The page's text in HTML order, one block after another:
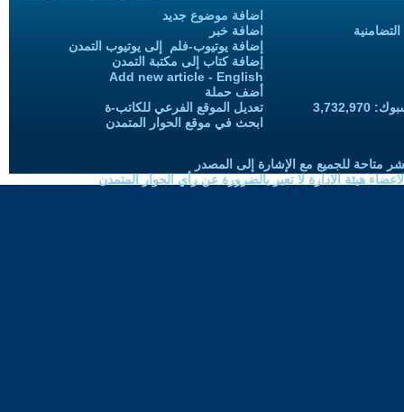
اضافة موضوع جديد
اضافة خبر
إضافة يوتيوب-فلم إلى يوتيوب التمدن
إضافة كتاب إلى مكتبة التمدن
Add new article - English
أضف حملة
تعديل الموقع الفرعي للكاتب-ة
ابحث في موقع الحوار المتمدن
متاحة للجميع مع الإشارة إلى المصدر
هيئة الادارة لا تعبر بالضرورة عن رأي الحوار المتمدن